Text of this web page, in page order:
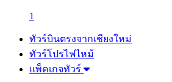
1
ทัวร์บินตรงจากเชียงใหม่
ทัวร์โปรไฟไหม้
แพ็คเกจทัวร์